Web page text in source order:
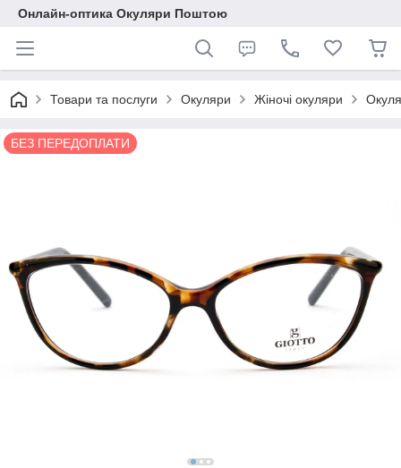
Онлайн-оптика Окуляри Поштою
Товари та послуги Окуляри Жіночі окуляри
БЕЗ ПЕРЕДОПЛАТИ